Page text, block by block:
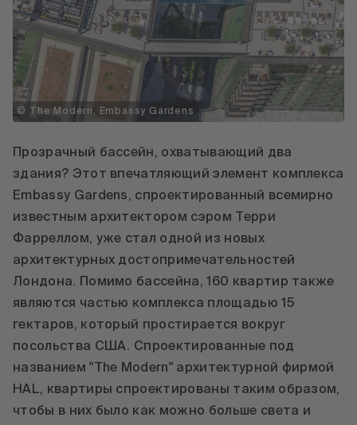
© The Modern, Embassy Gardens
Прозрачный бассейн, охватывающий два
здания? Этот впечатляющий элемент комплекса
Embassy Gardens, спроектированный всемирно
известным архитектором сэром Терри
Фарреллом, уже стал одной из новых
архитектурных достопримечательностей
Лондона. Помимо бассейна, 160 квартир также
являются частью комплекса площадью 15
гектаров, который простирается вокруг
посольства США. Спроектированные под
названием "The Modern" архитектурной фирмой
HAL, квартиры спроектированы таким образом,
чтобы в них было как можно больше света и